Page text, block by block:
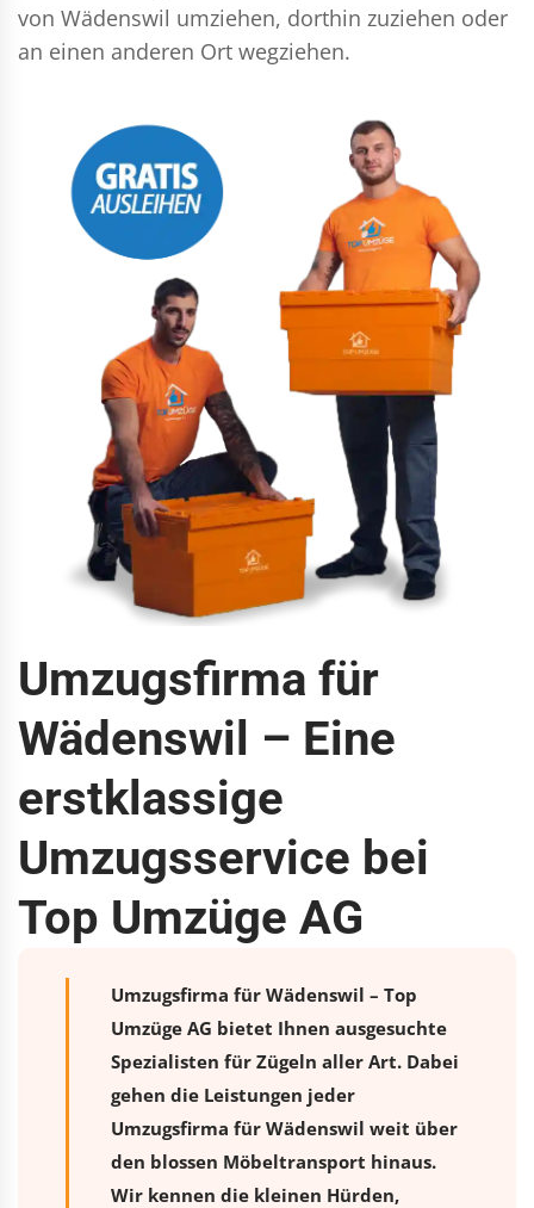
von Wädenswil umziehen, dorthin zuziehen oder
an einen anderen Ort wegziehen.
Umzugsfirma für
Wädenswil – Eine
erstklassige
Umzugsservice bei
Top Umzüge AG
Umzugsfirma für Wädenswil – Top
Umzüge AG bietet Ihnen ausgesuchte
Spezialisten für Zügeln aller Art. Dabei
gehen die Leistungen jeder
Umzugsfirma für Wädenswil weit über
den blossen Möbeltransport hinaus.
Wir kennen die kleinen Hürden,